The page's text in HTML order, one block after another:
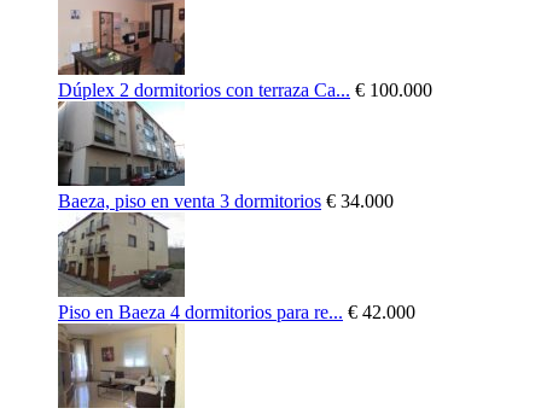
Dúplex 2 dormitorios con terraza Ca... € 100.000
Baeza, piso en venta 3 dormitorios € 34.000
Piso en Baeza 4 dormitorios para re... € 42.000